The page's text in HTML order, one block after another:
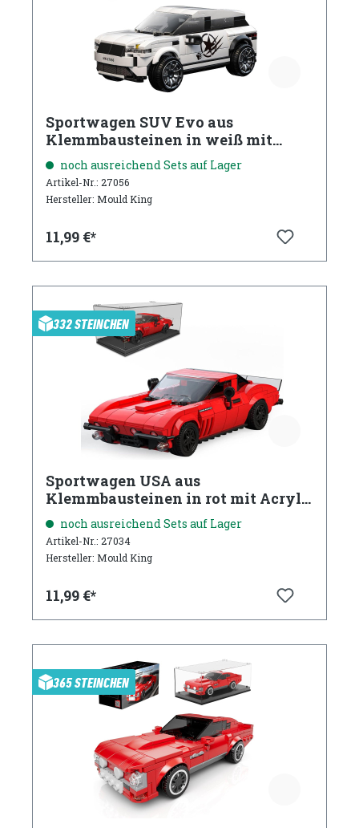
Sportwagen SUV Evo aus
Klemmbausteinen in weiß mit
Acryl Vitrine
noch ausreichend Sets auf Lager
Artikel-Nr.: 27056
Hersteller: Mould King
11,99 €*
332 STEINCHEN
Sportwagen USA aus
Klemmbausteinen in rot mit Acryl
Vitrine
noch ausreichend Sets auf Lager
Artikel-Nr.: 27034
Hersteller: Mould King
11,99 €*
365 STEINCHEN